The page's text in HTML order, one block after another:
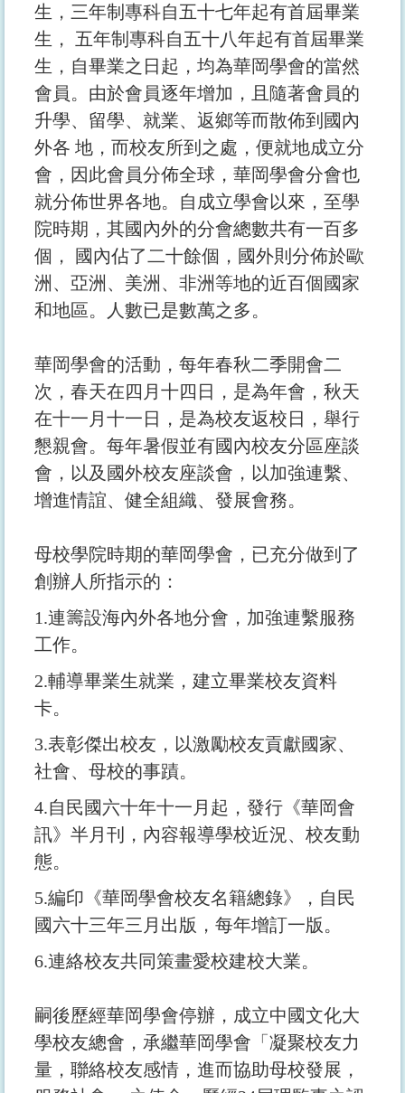
生，三年制專科自五十七年起有首屆畢業
生， 五年制專科自五十八年起有首屆畢業
生，自畢業之日起，均為華岡學會的當然
會員。由於會員逐年增加，且隨著會員的
升學、留學、就業、返鄉等而散佈到國內
外各 地，而校友所到之處，便就地成立分
會，因此會員分佈全球，華岡學會分會也
就分佈世界各地。自成立學會以來，至學
院時期，其國內外的分會總數共有一百多
個， 國內佔了二十餘個，國外則分佈於歐
洲、亞洲、美洲、非洲等地的近百個國家
和地區。人數已是數萬之多。
華岡學會的活動，每年春秋二季開會二
次，春天在四月十四日，是為年會，秋天
在十一月十一日，是為校友返校日，舉行
懇親會。每年暑假並有國內校友分區座談
會，以及國外校友座談會，以加強連繫、
增進情誼、健全組織、發展會務。
母校學院時期的華岡學會，已充分做到了
創辦人所指示的：
1.連籌設海內外各地分會，加強連繫服務
工作。
2.輔導畢業生就業，建立畢業校友資料
卡。
3.表彰傑出校友，以激勵校友貢獻國家、
社會、母校的事蹟。
4.自民國六十年十一月起，發行《華岡會
訊》半月刊，內容報導學校近況、校友動
態。
5.編印《華岡學會校友名籍總錄》，自民
國六十三年三月出版，每年增訂一版。
6.連絡校友共同策畫愛校建校大業。
嗣後歷經華岡學會停辦，成立中國文化大
學校友總會，承繼華岡學會「凝聚校友力
量，聯絡校友感情，進而協助母校發展，